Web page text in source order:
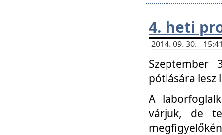
4. heti
2014. 09. 30. -
Szeptember
pótlására lesz
A
várjuk, de